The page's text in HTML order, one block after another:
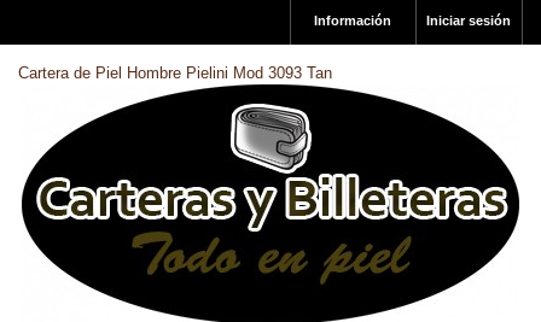
Iniciar sesión
Información
Cartera de Piel Hombre Pielini Mod 3093 Tan